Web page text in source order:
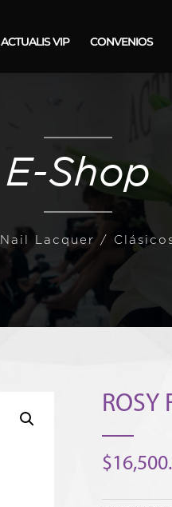
ACTUALIS VIP CONVENIOS
E-Shop
Nail Lacquer /
ROSY
$